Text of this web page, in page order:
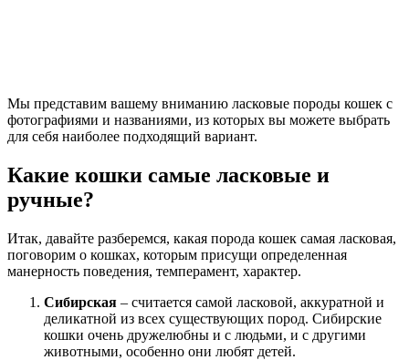
Мы представим вашему вниманию ласковые породы кошек с
фотографиями и названиями, из которых вы можете выбрать
для себя наиболее подходящий вариант.
Какие кошки самые ласковые и
ручные?
Итак, давайте разберемся, какая порода кошек самая ласковая,
поговорим о кошках, которым присущи определенная
манерность поведения, темперамент, характер.
Сибирская – считается самой ласковой, аккуратной и
деликатной из всех существующих пород. Сибирские
кошки очень дружелюбны и с людьми, и с другими
животными, особенно они любят детей.